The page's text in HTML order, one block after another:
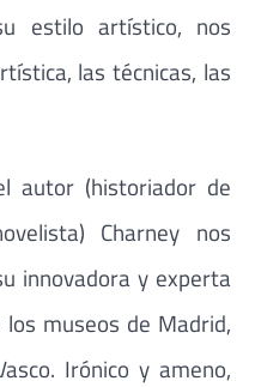
estilo artístico, nos
las técnicas, las
autor (historiador de
Charney nos
innovadora y experta
museos de Madrid,
Irónico y ameno,